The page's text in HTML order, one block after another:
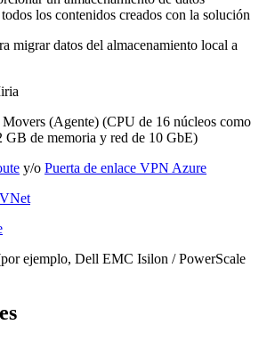
los contenidos creados con la solución
migrar datos del almacenamiento local a
(Agente) (CPU de 16 núcleos como
GB de memoria y red de 10 GbE)
y/o Puerta de enlace VPN Azure
ejemplo, Dell EMC Isilon / PowerScale